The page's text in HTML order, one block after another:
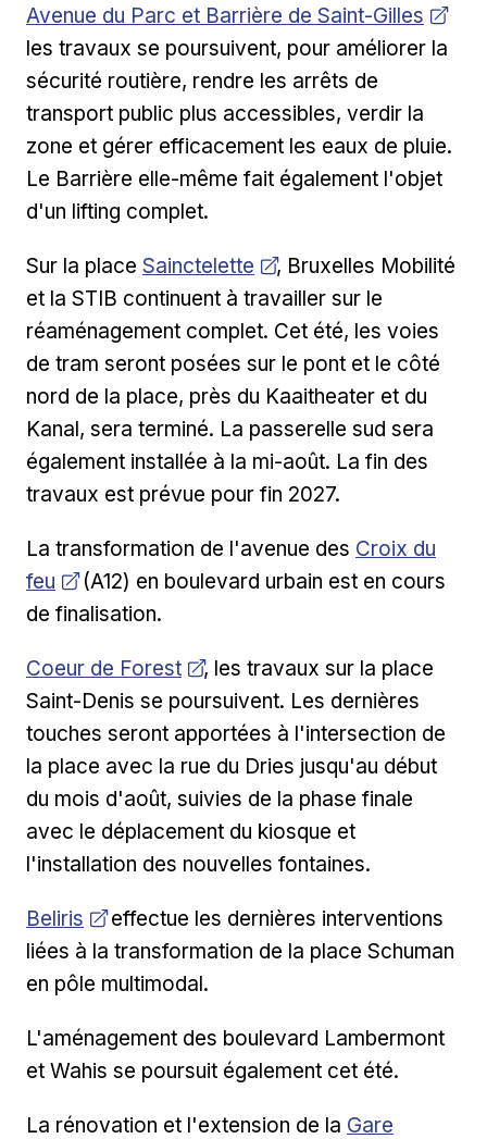
Ouvrir dans une nouvelle fenêtre
Avenue du Parc et Barrière de Saint-Gilles
les travaux se poursuivent, pour améliorer la
sécurité routière, rendre les arrêts de
transport public plus accessibles, verdir la
zone et gérer efficacement les eaux de pluie.
Le Barrière elle-même fait également l'objet
d'un lifting complet.
Sur la place Ouvrir dans une nouvelle fenêtre
Sainctelette
, Bruxelles Mobilité
et la STIB continuent à travailler sur le
réaménagement complet. Cet été, les voies
de tram seront posées sur le pont et le côté
nord de la place, près du Kaaitheater et du
Kanal, sera terminé. La passerelle sud sera
également installée à la mi-août. La fin des
travaux est prévue pour fin 2027.
La transformation de l'avenue des Ouvrir dans
Croix du
feu
(A12) en boulevard urbain est en cours
de finalisation.
Ouvrir dans une nouvelle fenêtre
Coeur de Forest
, les travaux sur la place
Saint-Denis se poursuivent. Les dernières
touches seront apportées à l'intersection de
la place avec la rue du Dries jusqu'au début
du mois d'août, suivies de la phase finale
avec le déplacement du kiosque et
l'installation des nouvelles fontaines.
Ouvrir dans une nouvelle fenêtre
Beliris
effectue les dernières interventions
liées à la transformation de la place Schuman
en pôle multimodal.
L'aménagement des boulevard Lambermont
et Wahis se poursuit également cet été.
La rénovation et l'extension de la Ouvrir dans
Gare